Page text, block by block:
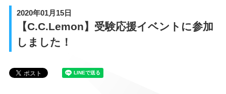
2020年01月15日
【C.C.Lemon】受験応援イベントに参加
しました！